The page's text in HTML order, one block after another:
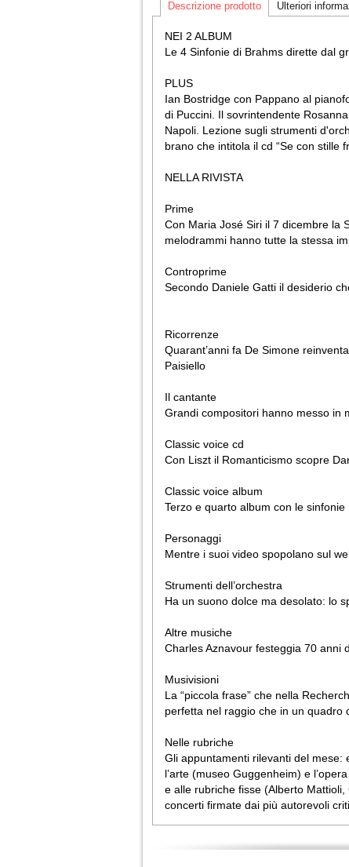
Descrizione prodotto Ulteriori
NEI 2 ALBUM
Le 4 Sinfonie di Brahms dirette dal
PLUS
Ian Bostridge con Pappano al
di Puccini. Il sovrintendente
Napoli. Lezione sugli strumenti
brano che intitola il cd “Se con stille
NELLA RIVISTA
Prime
Con Maria José Siri il 7 dicembre la
melodrammi hanno tutte la stessa
Controprime
Secondo Daniele Gatti il desiderio
Ricorrenze
Quarant’anni fa De Simone
Paisiello
Il cantante
Grandi compositori hanno messo in
Classic voice cd
Con Liszt il Romanticismo scopre
Classic voice album
Terzo e quarto album con le
Personaggi
Mentre i suoi video spopolano sul
Strumenti dell’orchestra
Ha un suono dolce ma desolato: lo
Altre musiche
Charles Aznavour festeggia 70 anni
Musivisioni
La “piccola frase” che nella
perfetta nel raggio che in un quadro
Nelle rubriche
Gli appuntamenti rilevanti del mese:
l’arte (museo Guggenheim) e
e alle rubriche fisse (Alberto
concerti firmate dai più autorevoli